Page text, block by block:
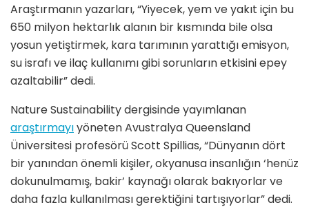
Araştırmanın yazarları, “Yiyecek, yem ve yakıt için bu
650 milyon hektarlık alanın bir kısmında bile olsa
yosun yetiştirmek, kara tarımının yarattığı emisyon,
su israfı ve ilaç kullanımı gibi sorunların etkisini epey
azaltabilir” dedi.
Nature Sustainability dergisinde yayımlanan
araştırmayıyöneten Avustralya Queensland
Üniversitesi profesörü Scott Spillias, “Dünyanın dört
bir yanından önemli kişiler, okyanusa insanlığın ‘henüz
dokunulmamış, bakir’ kaynağı olarak bakıyorlar ve
daha fazla kullanılması gerektiğini tartışıyorlar” dedi.